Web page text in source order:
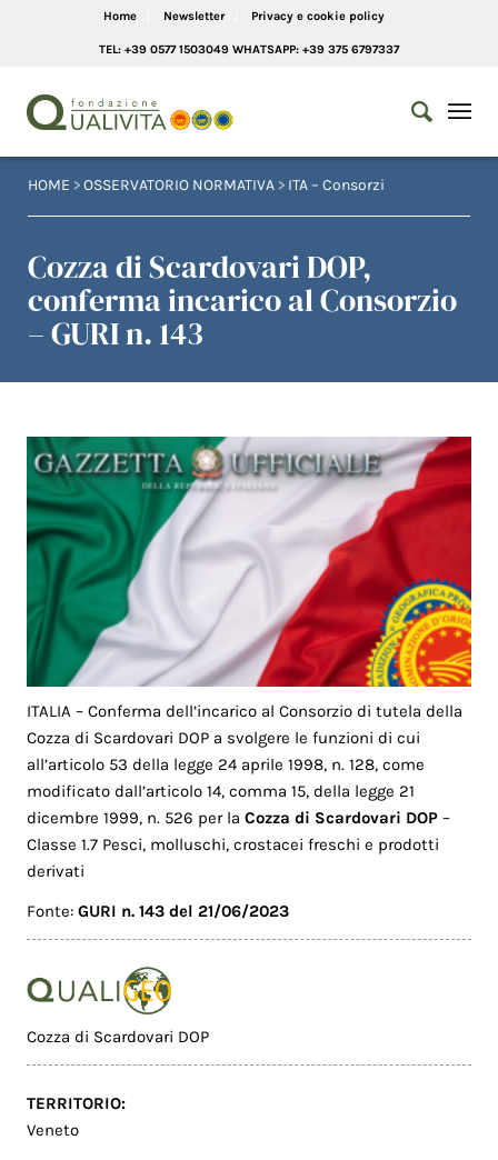
Home Newsletter Privacy e cookie policy
TEL: +39 0577 1503049 WHATSAPP: +39 375 6797337
HOME >OSSERVATORIO NORMATIVA > ITA – Consorzi
Cozza di Scardovari DOP,
conferma incarico al Consorzio
– GURI n. 143
ITALIA – Conferma dell’incarico al Consorzio di tutela della
Cozza di Scardovari DOP a svolgere le funzioni di cui
all’articolo 53 della legge 24 aprile 1998, n. 128, come
modificato dall’articolo 14, comma 15, della legge 21
dicembre 1999, n. 526 per laCozza di Scardovari DOP –
Classe 1.7 Pesci, molluschi, crostacei freschi e prodotti
derivati
Fonte:GURI n. 143 del 21/06/2023
Cozza di Scardovari DOP
TERRITORIO:
Veneto